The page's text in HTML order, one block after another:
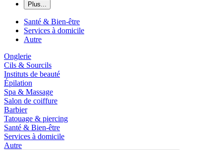
Plus...
Santé & Bien-être
Services à domicile
Autre
Onglerie
Cils & Sourcils
Instituts de beauté
Épilation
Spa & Massage
Salon de coiffure
Barbier
Tatouage & piercing
Santé & Bien-être
Services à domicile
Autre